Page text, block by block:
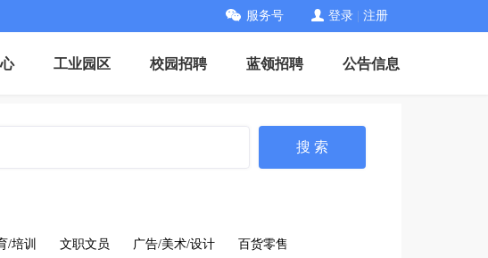
服务号 登录 注册
工业园区 校园招聘 蓝领招聘 公告信息
搜 索
/培训 文职文员 广告/美术/设计 百货零售